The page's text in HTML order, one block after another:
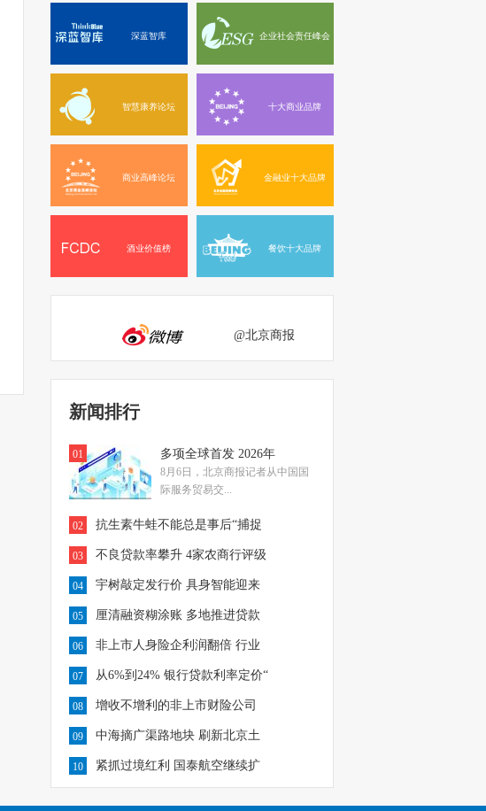
深蓝智库 企业社会责任峰会
智慧康养论坛 十大商业品牌
商业高峰论坛 金融业十大品牌
酒业价值榜 餐饮十大品牌
@北京商报
新闻排行
01 多项全球首发 2026年
8月6日，北京商报记者从中国国
际服务贸易交...
02 抗生素牛蛙不能总是事后“捕捉
03 不良贷款率攀升 4家农商行评级
04 宇树敲定发行价 具身智能迎来
05 厘清融资糊涂账 多地推进贷款
06 非上市人身险企利润翻倍 行业
07 从6%到24% 银行贷款利率定价“
08 增收不增利的非上市财险公司
09 中海摘广渠路地块 刷新北京土
10 紧抓过境红利 国泰航空继续扩